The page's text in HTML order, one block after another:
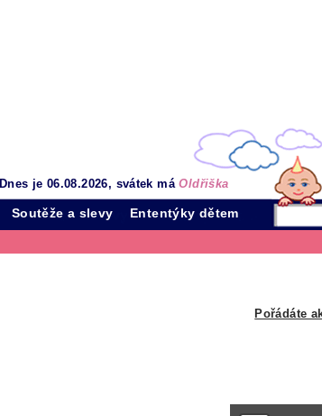
Dnes je 06.08.2026, svátek máOldřiška
Soutěže a slevy Ententýky dětem
Pořádáte